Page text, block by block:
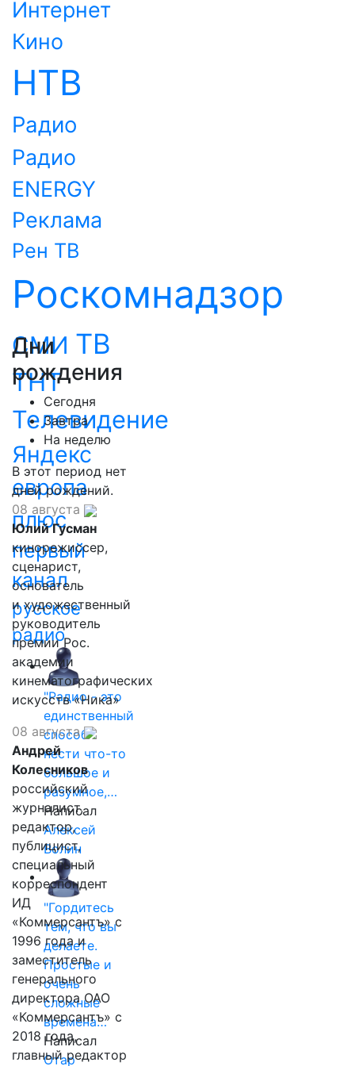
Интернет
Кино
НТВ
Радио
Радио
ENERGY
Реклама
Рен ТВ
Роскомнадзор
СМИ ТВ
ТНТ
Телевидение
Яндекс
европа
плюс
первый
канал
русское
радио
"Радио - это
единственный
способ
нести что-то
большое и
разумное,…
Написал
Алексей
Волин
"Гордитесь
тем, что вы
делаете.
Простые и
очень
сложные
времена…
Написал
Отар
Дни
рождения
Сегодня
Завтра
На неделю
В этот период нет
дней рождений.
08 августа
Юлий Гусман
кинорежиссер,
сценарист,
основатель
и художественный
руководитель
премии Рос.
академии
кинематографических
искусств «Ника»
08 августа
Андрей
Колесников
российский
журналист,
редактор,
публицист,
специальный
корреспондент
ИД
«Коммерсантъ» с
1996 года и
заместитель
генерального
директора ОАО
«Коммерсантъ» с
2018 года,
главный редактор